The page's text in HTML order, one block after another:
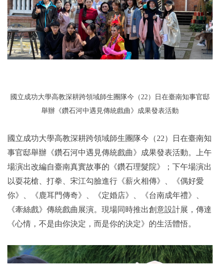
國立成功大學高教深耕跨領域師生團隊今（22）日在臺南知事官邸
舉辦《鑽石河中遇見傳統戲曲》成果發表活動
國立成功大學高教深耕跨領域師生團隊今（22）日在臺南知
事官邸舉辦《鑽石河中遇見傳統戲曲》成果發表活動。上午
場演出改編自臺南真實故事的《鑽石理髮院》；下午場演出
以耍花槍、打拳、宋江勾臉進行《薪火相傳》、《偶好愛
你》、《鹿耳門傳奇》、《定婚店》、《台南成年禮》、
《牽絲戲》傳統戲曲展演。現場同時推出創意設計展，傳達
《心情，不是由你決定，而是你的決定》的生活體悟。